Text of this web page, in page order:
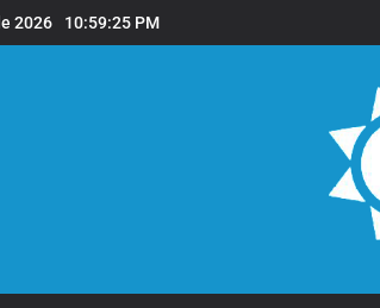
2026 10:59:26 PM